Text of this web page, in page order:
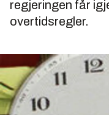
regjeringen får
overtidsregler.